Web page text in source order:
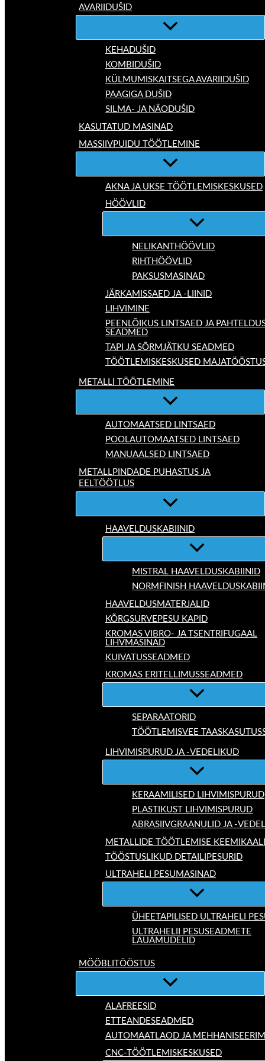
AVARIIDUŠID
KEHADUŠID
KOMBIDUŠID
KÜLMUMISKAITSEGA AVARIIDUŠID
PAAGIGA DUŠID
SILMA- JA NÄODUŠID
KASUTATUD MASINAD
MASSIIVPUIDU TÖÖTLEMINE
AKNA JA UKSE TÖÖTLEMISKESKUSED
HÖÖVLID
NELIKANTHÖÖVLID
RIHTHÖÖVLID
PAKSUSMASINAD
JÄRKAMISSAED JA -LIINID
LIHVIMINE
PEENLÕIKUS LINTSAED JA
SEADMED
TAPI JA SÕRMJÄTKU SEADMED
TÖÖTLEMISKESKUSED
METALLI TÖÖTLEMINE
AUTOMAATSED LINTSAED
POOLAUTOMAATSED LINTSAED
MANUAALSED LINTSAED
METALLPINDADE PUHASTUS JA
EELTÖÖTLUS
HAAVELDUSKABIINID
MISTRAL HAAVELDUSKABIINID
NORMFINISH
HAAVELDUSMATERJALID
KÕRGSURVEPESU KAPID
KROMAS VIBRO- JA TSENTRIFUGAAL
LIHVMASINAD
KUIVATUSSEADMED
KROMAS ERITELLIMUSSEADMED
SEPARAATORID
TÖÖTLEMISVEE
LIHVIMISPURUD JA -VEDELIKUD
KERAAMILISED LIHVIMISPURUD
PLASTIKUST LIHVIMISPURUD
ABRASIIVGRAANULID JA -
METALLIDE TÖÖTLEMISE
TÖÖSTUSLIKUD DETAILIPESURID
ULTRAHELI PESUMASINAD
ÜHEETAPILISED ULTRAHELI
ULTRAHELII PESUSEADMETE
LAUAMUDELID
MÖÖBLITÖÖSTUS
ALAFREESID
ETTEANDESEADMED
AUTOMAATLAOD JA
CNC-TÖÖTLEMISKESKUSED